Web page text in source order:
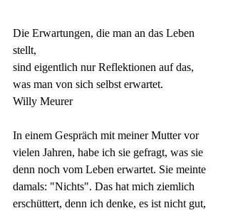
Die Erwartungen, die man an das Leben
stellt,
sind eigentlich nur Reflektionen auf das,
was man von sich selbst erwartet.
Willy Meurer
In einem Gespräch mit meiner Mutter vor
vielen Jahren, habe ich sie gefragt, was sie
denn noch vom Leben erwartet. Sie meinte
damals: "Nichts". Das hat mich ziemlich
erschüttert, denn ich denke, es ist nicht gut,